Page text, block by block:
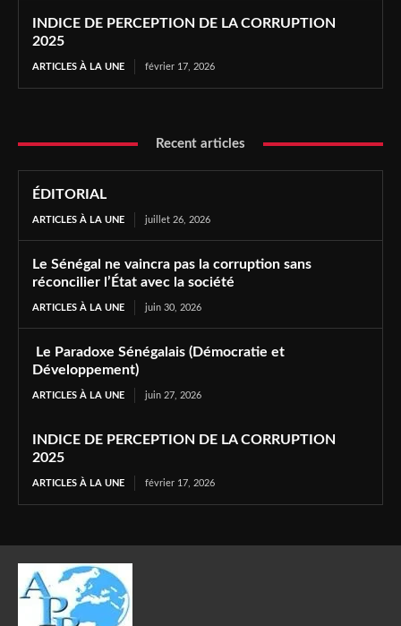
INDICE DE PERCEPTION DE LA CORRUPTION
2025
ARTICLES À LA UNE février 17, 2026
Recent articles
ÉDITORIAL
ARTICLES À LA UNE juillet 26, 2026
Le Sénégal ne vaincra pas la corruption sans
réconcilier l’État avec la société
ARTICLES À LA UNE juin 30, 2026
Le Paradoxe Sénégalais (Démocratie et
Développement)
ARTICLES À LA UNE juin 27, 2026
INDICE DE PERCEPTION DE LA CORRUPTION
2025
ARTICLES À LA UNE février 17, 2026